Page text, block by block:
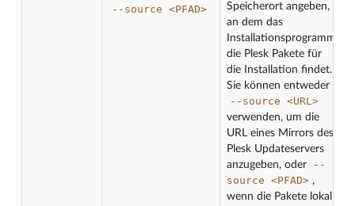
--source <PFAD>
Speicherort angeben,
an dem das
Installationsprogramm
die Plesk Pakete für
die Installation findet.
Sie können entweder
--source <URL>
verwenden, um die
URL eines Mirrors des
Plesk Updateservers
anzugeben, oder
--
source <PFAD> ,
wenn die Pakete lokal